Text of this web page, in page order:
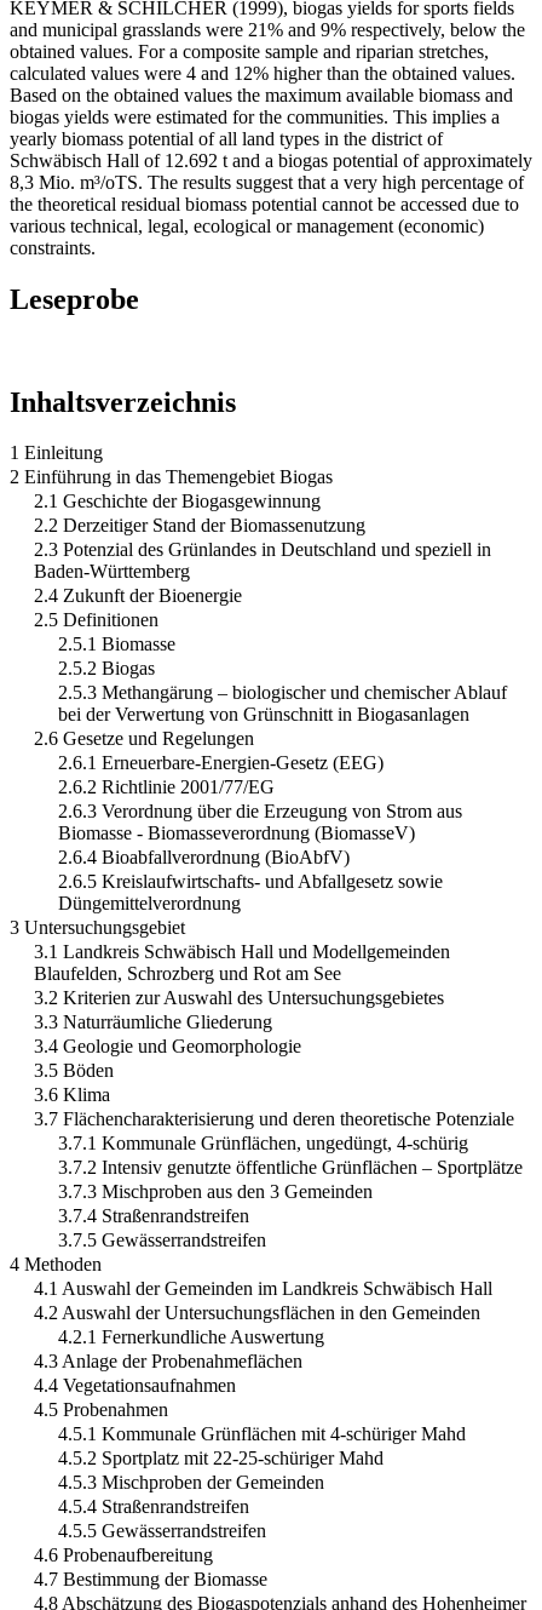
KEYMER & SCHILCHER (1999), biogas yields for sports fields
and municipal grasslands were 21% and 9% respectively, below the
obtained values. For a composite sample and riparian stretches,
calculated values were 4 and 12% higher than the obtained values.
Based on the obtained values the maximum available biomass and
biogas yields were estimated for the communities. This implies a
yearly biomass potential of all land types in the district of
Schwäbisch Hall of 12.692 t and a biogas potential of approximately
8,3 Mio. m³/oTS. The results suggest that a very high percentage of
the theoretical residual biomass potential cannot be accessed due to
various technical, legal, ecological or management (economic)
constraints.
Leseprobe
Inhaltsverzeichnis
1 Einleitung
2 Einführung in das Themengebiet Biogas
2.1 Geschichte der Biogasgewinnung
2.2 Derzeitiger Stand der Biomassenutzung
2.3 Potenzial des Grünlandes in Deutschland und speziell in
Baden-Württemberg
2.4 Zukunft der Bioenergie
2.5 Definitionen
2.5.1 Biomasse
2.5.2 Biogas
2.5.3 Methangärung – biologischer und chemischer Ablauf
bei der Verwertung von Grünschnitt in Biogasanlagen
2.6 Gesetze und Regelungen
2.6.1 Erneuerbare-Energien-Gesetz (EEG)
2.6.2 Richtlinie 2001/77/EG
2.6.3 Verordnung über die Erzeugung von Strom aus
Biomasse - Biomasseverordnung (BiomasseV)
2.6.4 Bioabfallverordnung (BioAbfV)
2.6.5 Kreislaufwirtschafts- und Abfallgesetz sowie
Düngemittelverordnung
3 Untersuchungsgebiet
3.1 Landkreis Schwäbisch Hall und Modellgemeinden
Blaufelden, Schrozberg und Rot am See
3.2 Kriterien zur Auswahl des Untersuchungsgebietes
3.3 Naturräumliche Gliederung
3.4 Geologie und Geomorphologie
3.5 Böden
3.6 Klima
3.7 Flächencharakterisierung und deren theoretische Potenziale
3.7.1 Kommunale Grünflächen, ungedüngt, 4-schürig
3.7.2 Intensiv genutzte öffentliche Grünflächen – Sportplätze
3.7.3 Mischproben aus den 3 Gemeinden
3.7.4 Straßenrandstreifen
3.7.5 Gewässerrandstreifen
4 Methoden
4.1 Auswahl der Gemeinden im Landkreis Schwäbisch Hall
4.2 Auswahl der Untersuchungsflächen in den Gemeinden
4.2.1 Fernerkundliche Auswertung
4.3 Anlage der Probenahmeflächen
4.4 Vegetationsaufnahmen
4.5 Probenahmen
4.5.1 Kommunale Grünflächen mit 4-schüriger Mahd
4.5.2 Sportplatz mit 22-25-schüriger Mahd
4.5.3 Mischproben der Gemeinden
4.5.4 Straßenrandstreifen
4.5.5 Gewässerrandstreifen
4.6 Probenaufbereitung
4.7 Bestimmung der Biomasse
4.8 Abschätzung des Biogaspotenzials anhand des Hohenheimer